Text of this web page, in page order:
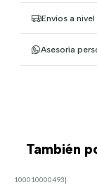
Envíos a
Asesoría
También
100010000493|